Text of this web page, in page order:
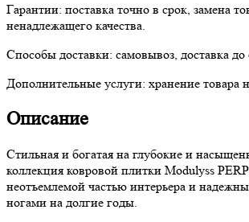
Гарантии: поставка точно в срок, замена
ненадлежащего качества.
Способы доставки: самовывоз, доставка до
Дополнительные услуги: хранение товара
Описание
Стильная и богатая на глубокие и
коллекция ковровой плитки Modulyss
неотъемлемой частью интерьера и
ногами на долгие годы.